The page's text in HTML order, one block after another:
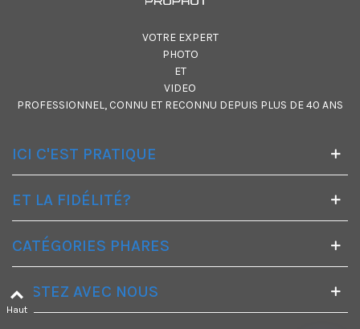
VOTRE EXPERT
PHOTO
ET
VIDEO
PROFESSIONNEL, CONNU ET RECONNU DEPUIS PLUS DE 40 ANS
ICI C'EST PRATIQUE
ET LA FIDÉLITÉ?
CATÉGORIES PHARES
RESTEZ AVEC NOUS
Haut